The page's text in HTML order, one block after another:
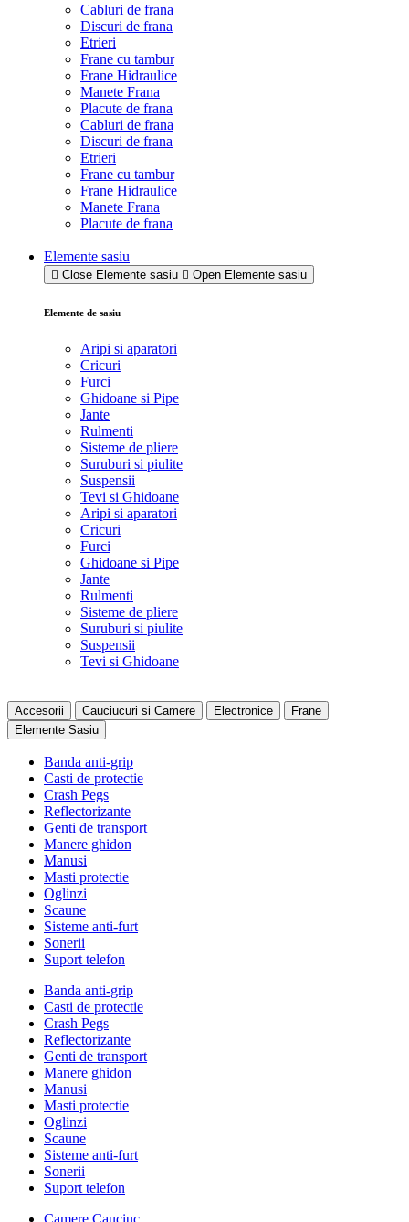
Cabluri de frana
Discuri de frana
Etrieri
Frane cu tambur
Frane Hidraulice
Manete Frana
Placute de frana
Cabluri de frana
Discuri de frana
Etrieri
Frane cu tambur
Frane Hidraulice
Manete Frana
Placute de frana
Elemente sasiu
Close Elemente sasiu Open Elemente sasiu
Elemente de sasiu
Aripi si aparatori
Cricuri
Furci
Ghidoane si Pipe
Jante
Rulmenti
Sisteme de pliere
Suruburi si piulite
Suspensii
Tevi si Ghidoane
Aripi si aparatori
Cricuri
Furci
Ghidoane si Pipe
Jante
Rulmenti
Sisteme de pliere
Suruburi si piulite
Suspensii
Tevi si Ghidoane
Accesorii Cauciucuri si Camere Electronice
Frane
Elemente Sasiu
Banda anti-grip
Casti de protectie
Crash Pegs
Reflectorizante
Genti de transport
Manere ghidon
Manusi
Masti protectie
Oglinzi
Scaune
Sisteme anti-furt
Sonerii
Suport telefon
Banda anti-grip
Casti de protectie
Crash Pegs
Reflectorizante
Genti de transport
Manere ghidon
Manusi
Masti protectie
Oglinzi
Scaune
Sisteme anti-furt
Sonerii
Suport telefon
Camere Cauciuc